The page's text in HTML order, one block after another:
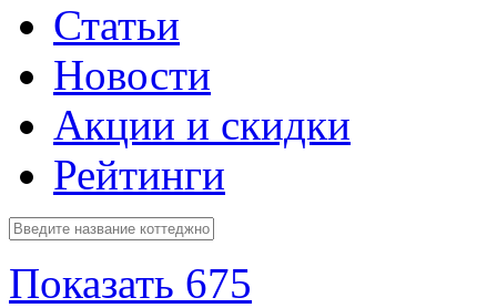
Статьи
Новости
Акции и скидки
Рейтинги
Показать 675